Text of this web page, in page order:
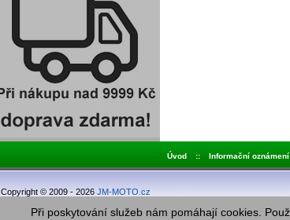
Úvod :: Informační oznámení
Copyright © 2009 - 2026 JM-MOTO.cz
Při poskytování služeb nám pomáhají cookies.